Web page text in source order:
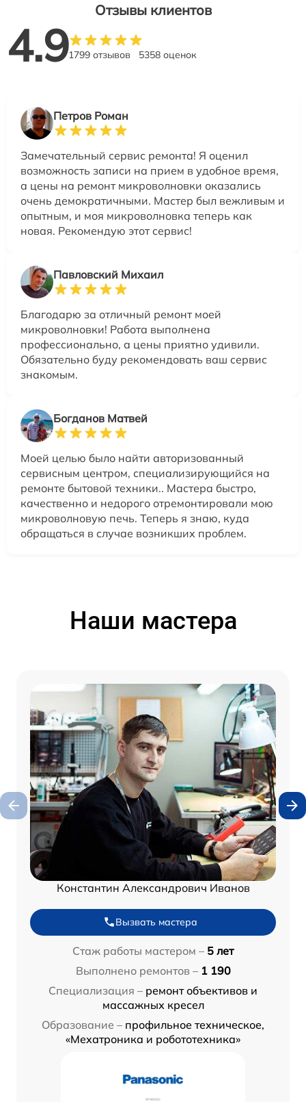
Отзывы клиентов
4.91799 отзывов 5358 оценок
Петров Роман
Замечательный сервис ремонта! Я оценил
возможность записи на прием в удобное время,
а цены на ремонт микроволновки оказались
очень демократичными. Мастер был вежливым и
опытным, и моя микроволновка теперь как
новая. Рекомендую этот сервис!
Павловский Михаил
Благодарю за отличный ремонт моей
микроволновки! Работа выполнена
профессионально, а цены приятно удивили.
Обязательно буду рекомендовать ваш сервис
знакомым.
Богданов Матвей
Моей целью было найти авторизованный
сервисным центром, специализирующийся на
ремонте бытовой техники.. Мастера быстро,
качественно и недорого отремонтировали мою
микроволновую печь. Теперь я знаю, куда
обращаться в случае возникших проблем.
Наши мастера
Константин Александрович Иванов
Вызвать мастера
Стаж работы мастером – 5 лет
Выполнено ремонтов – 1 190
Специализация – ремонт объективов и
массажных кресел
Образование – профильное техническое,
«Мехатроника и робототехника»